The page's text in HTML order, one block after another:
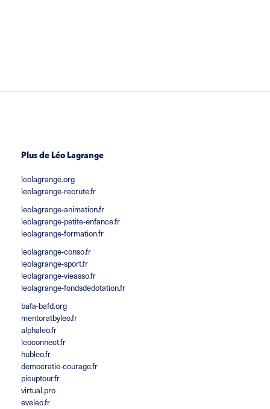
Plus de Léo Lagrange
leolagrange.org
leolagrange-recrute.fr
leolagrange-animation.fr
leolagrange-petite-enfance.fr
leolagrange-formation.fr
leolagrange-conso.fr
leolagrange-sport.fr
leolagrange-vieasso.fr
leolagrange-fondsdedotation.fr
bafa-bafd.org
mentoratbyleo.fr
alphaleo.fr
leoconnect.fr
hubleo.fr
democratie-courage.fr
picuptour.fr
virtual.pro
eveleo.fr